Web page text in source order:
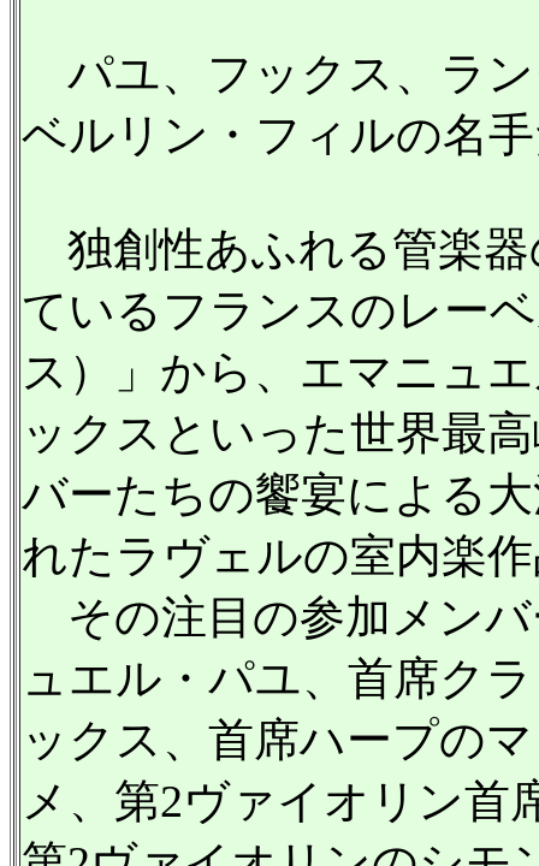
パユ、フックス、ラ
ベルリン・フィルの名
独創性あふれる管楽器
ているフランスのレー
ス）」から、エマニュ
ックスといった世界最
バーたちの饗宴による
れたラヴェルの室内楽
その注目の参加メン
ュエル・パユ、首席ク
ックス、首席ハープの
メ、第2ヴァイオリン首